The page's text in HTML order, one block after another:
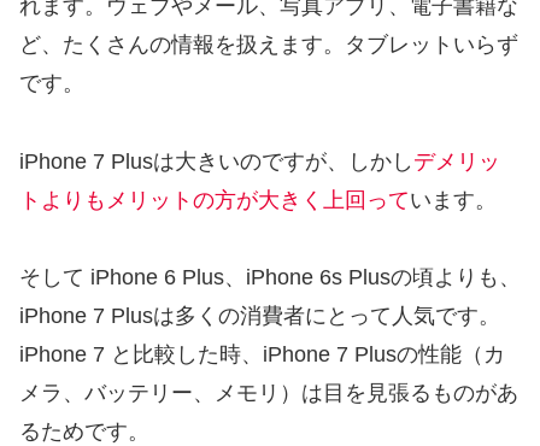
れます。ウェブやメール、写真アプリ、電子書籍な
ど、たくさんの情報を扱えます。タブレットいらず
です。
iPhone 7 Plusは大きいのですが、しかし デメリッ
トよりもメリットの方が大きく上回っています。
そして iPhone 6 Plus、iPhone 6s Plusの頃よりも、
iPhone 7 Plusは多くの消費者にとって人気です。
iPhone 7 と比較した時、iPhone 7 Plusの性能（カ
メラ、バッテリー、メモリ）は目を見張るものがあ
るためです。